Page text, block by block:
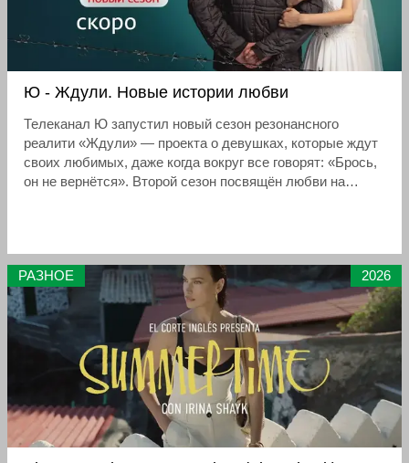
Ю - Ждули. Новые истории любви
Телеканал Ю запустил новый сезон резонансного
реалити «Ждули» — проекта о девушках, которые ждут
своих любимых, даже когда вокруг все говорят: «Брось,
он не вернётся». Второй сезон посвящён любви на
РАЗНОЕ 2026